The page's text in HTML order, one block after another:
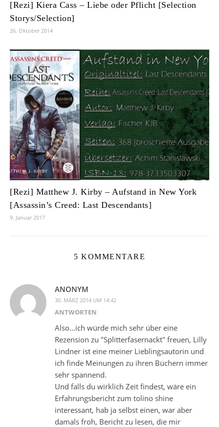
[Rezi] Kiera Cass – Liebe oder Pflicht [Selection
Storys/Selection]
26. Oktober 2014
[Rezi] Matthew J. Kirby – Aufstand in New York
[Assassin’s Creed: Last Descendants]
9. Januar 2017
5 KOMMENTARE
ANONYM
30. MÄRZ 2014 UM 14:42
ANTWORTEN
Also…ich würde mich sehr über eine
Rezension zu "Splitterfasernackt" freuen, Lilly
Lindner ist eine meiner Lieblingsautorin und
ich finde Meinungen zu ihren Büchern immer
sehr spannend.
Und falls du wirklich Zeit findest, wäre ein
Erfahrungsbericht zum tolino shine
interessant, hab ja selbst einen, war aber
damals froh, Bericht zu lesen, die mir